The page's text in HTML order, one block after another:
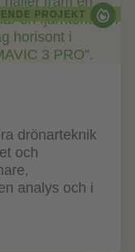
PROJEKT
drönarteknik
och
analys och i